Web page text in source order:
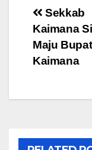
Post
Sekkab
Kaimana
Maju
Kaimana